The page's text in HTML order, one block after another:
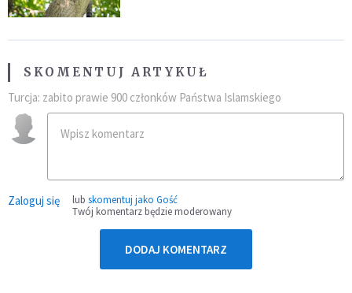
SKOMENTUJ ARTYKUŁ
Turcja: zabito prawie 900 członków Państwa Islamskiego
Zaloguj się lub skomentuj jako Gość
Twój komentarz będzie moderowany
DODAJ KOMENTARZ